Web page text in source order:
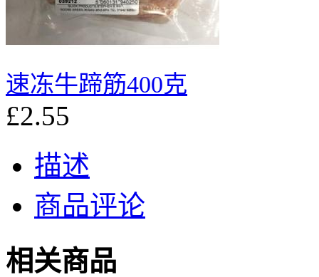
速冻牛蹄筋400克
£2.55
描述
商品评论
相关商品